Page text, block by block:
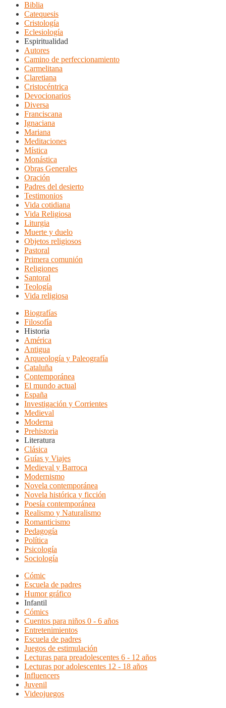
Biblia
Catequesis
Cristología
Eclesiología
Espiritualidad
Autores
Camino de perfeccionamiento
Carmelitana
Claretiana
Cristocéntrica
Devocionarios
Diversa
Franciscana
Ignaciana
Mariana
Meditaciones
Mística
Monástica
Obras Generales
Oración
Padres del desierto
Testimonios
Vida cotidiana
Vida Religiosa
Liturgia
Muerte y duelo
Objetos religiosos
Pastoral
Primera comunión
Religiones
Santoral
Teología
Vida religiosa
Biografías
Filosofía
Historia
América
Antigua
Arqueología y Paleografía
Cataluña
Contemporánea
El mundo actual
España
Investigación y Corrientes
Medieval
Moderna
Prehistoria
Literatura
Clásica
Guías y Viajes
Medieval y Barroca
Modernismo
Novela contemporánea
Novela histórica y ficción
Poesía contemporánea
Realismo y Naturalismo
Romanticismo
Pedagogía
Política
Psicología
Sociología
Cómic
Escuela de padres
Humor gráfico
Infantil
Cómics
Cuentos para niños 0 - 6 años
Entretenimientos
Escuela de padres
Juegos de estimulación
Lecturas para preadolescentes 6 - 12 años
Lecturas por adolescentes 12 - 18 años
Influencers
Juvenil
Videojuegos